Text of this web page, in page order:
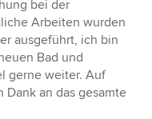
bei der
Arbeiten wurden
ausgeführt, ich bin
Bad und
gerne weiter. Auf
an das gesamte